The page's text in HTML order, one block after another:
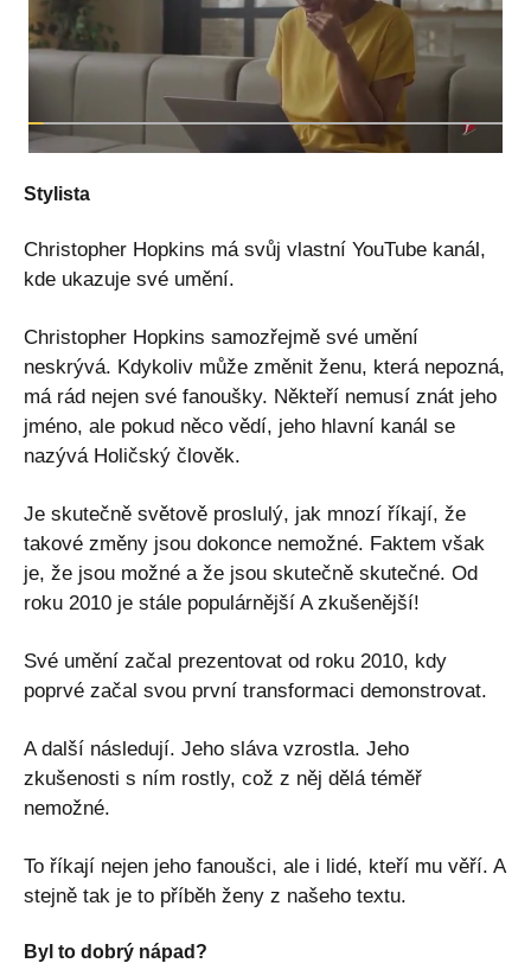
Stylista
Christopher Hopkins má svůj vlastní YouTube kanál,
kde ukazuje své umění.
Christopher Hopkins samozřejmě své umění
neskrývá. Kdykoliv může změnit ženu, která nepozná,
má rád nejen své fanoušky. Někteří nemusí znát jeho
jméno, ale pokud něco vědí, jeho hlavní kanál se
nazývá Holičský člověk.
Je skutečně světově proslulý, jak mnozí říkají, že
takové změny jsou dokonce nemožné. Faktem však
je, že jsou možné a že jsou skutečně skutečné. Od
roku 2010 je stále populárnější A zkušenější!
Své umění začal prezentovat od roku 2010, kdy
poprvé začal svou první transformaci demonstrovat.
A další následují. Jeho sláva vzrostla. Jeho
zkušenosti s ním rostly, což z něj dělá téměř
nemožné.
To říkají nejen jeho fanoušci, ale i lidé, kteří mu věří. A
stejně tak je to příběh ženy z našeho textu.
Byl to dobrý nápad?